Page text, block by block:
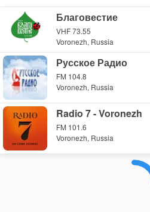
Благовестие
VHF 73.55
Voronezh, Russia
Русское Радио
FM 104.8
Voronezh, Russia
Radio 7 - Voronezh
FM 101.6
Voronezh, Russia